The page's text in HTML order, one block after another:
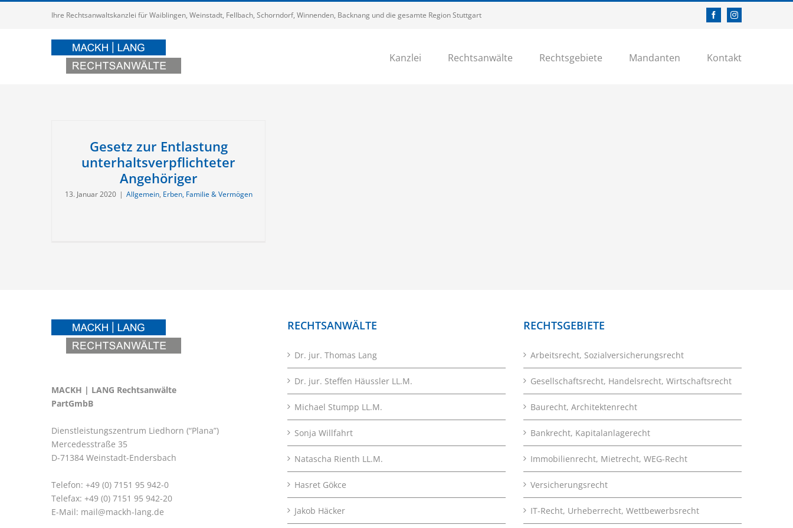
Ihre Rechtsanwaltskanzlei für Waiblingen, Weinstadt, Fellbach, Schorndorf, Winnenden, Backnang und die gesamte Region Stuttgart FacebookInstagram
Kanzlei Rechtsanwälte Rechtsgebiete Mandanten Kontakt
Gesetz zur Entlastung
unterhaltsverpflichteter
Angehöriger
13. Januar 2020 | Allgemein, Erben, Familie & Vermögen
MACKH | LANG Rechtsanwälte
PartGmbB
Dienstleistungszentrum Liedhorn (“Plana”)
Mercedesstraße 35
D-71384 Weinstadt-Endersbach
Telefon: +49 (0) 7151 95 942-0
Telefax: +49 (0) 7151 95 942-20
E-Mail: mail@mackh-lang.de
RECHTSANWÄLTE
Dr. jur. Thomas Lang
Dr. jur. Steffen Häussler LL.M.
Michael Stumpp LL.M.
Sonja Willfahrt
Natascha Rienth LL.M.
Hasret Gökce
Jakob Häcker
RECHTSGEBIETE
Arbeitsrecht, Sozialversicherungsrecht
Gesellschaftsrecht, Handelsrecht, Wirtschaftsrecht
Baurecht, Architektenrecht
Bankrecht, Kapitalanlagerecht
Immobilienrecht, Mietrecht, WEG-Recht
Versicherungsrecht
IT-Recht, Urheberrecht, Wettbewerbsrecht